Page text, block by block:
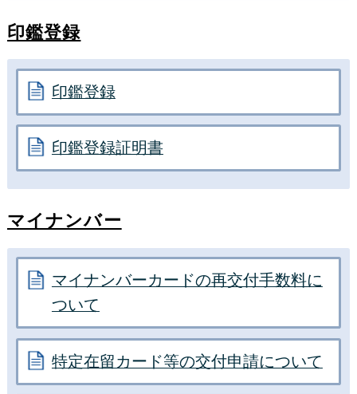
印鑑登録
印鑑登録
印鑑登録証明書
マイナンバー
マイナンバーカードの再交付手数料に
ついて
特定在留カード等の交付申請について